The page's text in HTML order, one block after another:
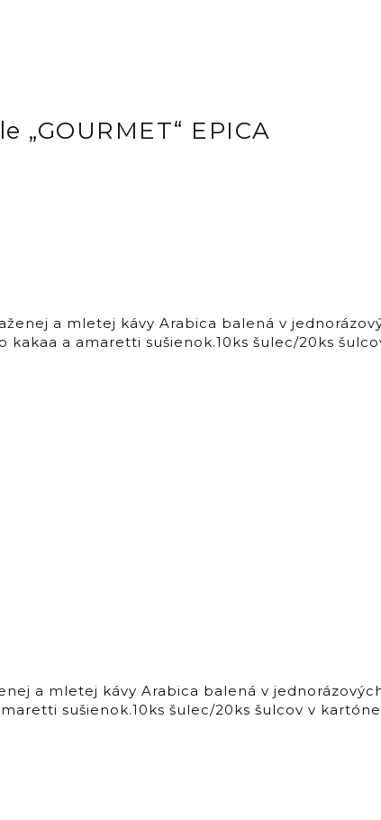
„GOURMET“ EPICA
a mletej kávy Arabica balená v
kakaa a amaretti sušienok.10ks šulec/20ks
a mletej kávy Arabica balená v
sušienok.10ks šulec/20ks šulcov v kartóne